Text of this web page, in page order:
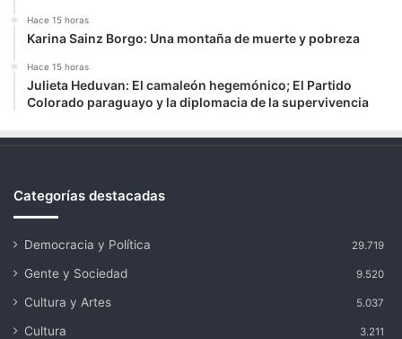
Hace 15 horas
Karina Sainz Borgo: Una montaña de muerte y pobreza
Hace 15 horas
Julieta Heduvan: El camaleón hegemónico; El Partido
Colorado paraguayo y la diplomacia de la supervivencia
Categorías destacadas
Democracia y Política 29.719
Gente y Sociedad 9.520
Cultura y Artes 5.037
Cultura 3.211